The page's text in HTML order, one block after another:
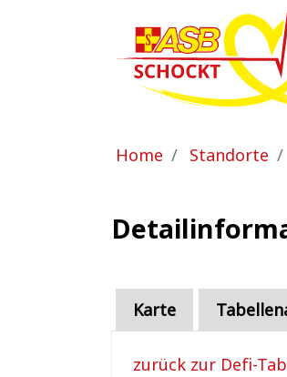
Sie sind hier:
Home Standorte
Karte
zurück zur Defi-